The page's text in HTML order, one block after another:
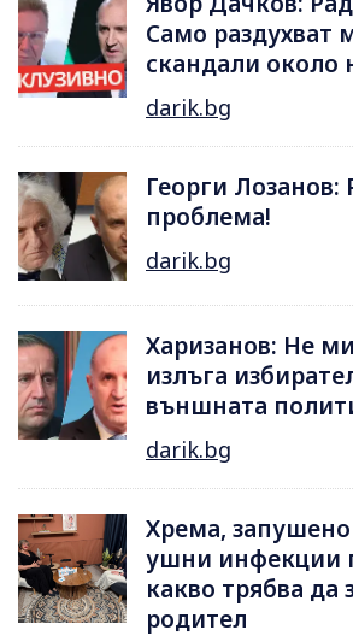
Само раздухват
скандали около
darik.bg
Георги Лозанов:
проблема!
darik.bg
Харизанов: Не
излъга
външната
darik.bg
Хрема,
ушни инфекции
какво трябва да
родител